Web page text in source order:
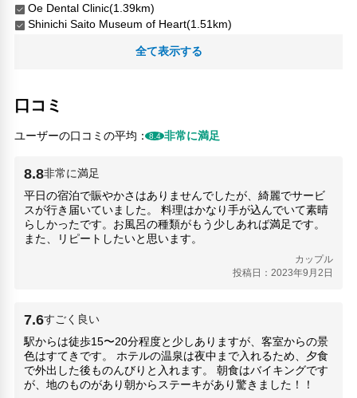
Oe Dental Clinic(1.39km)
Shinichi Saito Museum of Heart(1.51km)
出羽桜美術館(1.49km)
イオンモール 天童(2.53km)
天童市民病院(1.79km)
天童温泉篠田病院(230m)
天童ふる里果樹園(6.63km)
山寺(7.18km)
山形城(12.44km)
山形県郷土館「文翔館」(12km)
シベールの杜 天童店(550m)
フルーツの森 森谷果樹園(4.86km)
立石寺(6.82km)
舞鶴山(天童公園)(850m)
花笠果樹園(4.02km)
全て表示する
口コミ
ユーザーの口コミの平均：8.4 非常に満足
8.8非常に満足
平日の宿泊で賑やかさはありませんでしたが、綺麗でサービ
スが行き届いていました。 料理はかなり手が込んでいて素晴
らしかったです。お風呂の種類がもう少しあれば満足です。
また、リピートしたいと思います。
カップル
投稿日：2023年9月2日
7.6すごく良い
駅からは徒歩15〜20分程度と少しありますが、客室からの景
色はすてきです。 ホテルの温泉は夜中まで入れるため、夕食
で外出した後ものんびりと入れます。 朝食はバイキングです
が、地のものがあり朝からステーキがあり驚きました！！